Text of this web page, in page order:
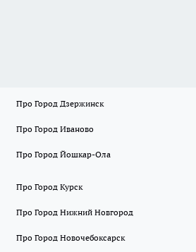
Про Город Дзержинск
Про Город Иваново
Про Город Йошкар-Ола
Про Город Курск
Про Город Нижний Новгород
Про Город Новочебоксарск